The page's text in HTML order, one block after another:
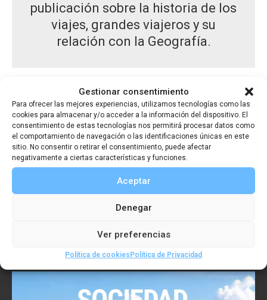
Gestionar consentimiento
Para ofrecer las mejores experiencias, utilizamos tecnologías como las
cookies para almacenar y/o acceder a la información del dispositivo. El
consentimiento de estas tecnologías nos permitirá procesar datos como
el comportamiento de navegación o las identificaciones únicas en este
sitio. No consentir o retirar el consentimiento, puede afectar
negativamente a ciertas características y funciones.
Aceptar
Denegar
Ver preferencias
Política de cookies Política de Privacidad
publicación sobre la historia de los
viajes, grandes viajeros y su
relación con la Geografía.
CONSIGUE TU EJEMPLAR ATRASADO
EN PAPEL
EN DIGITAL
Otros boletines